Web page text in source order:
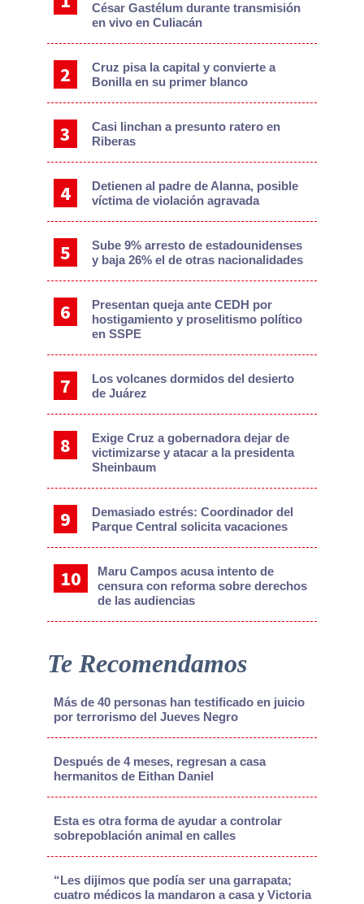
César Gastélum durante transmisión
en vivo en Culiacán
Cruz pisa la capital y convierte a
Bonilla en su primer blanco
Casi linchan a presunto ratero en
Riberas
Detienen al padre de Alanna, posible
víctima de violación agravada
Sube 9% arresto de estadounidenses
y baja 26% el de otras nacionalidades
Presentan queja ante CEDH por
hostigamiento y proselitismo político
en SSPE
Los volcanes dormidos del desierto
de Juárez
Exige Cruz a gobernadora dejar de
victimizarse y atacar a la presidenta
Sheinbaum
Demasiado estrés: Coordinador del
Parque Central solicita vacaciones
Maru Campos acusa intento de
censura con reforma sobre derechos
de las audiencias
Te Recomendamos
Más de 40 personas han testificado en juicio
por terrorismo del Jueves Negro
Después de 4 meses, regresan a casa
hermanitos de Eithan Daniel
Esta es otra forma de ayudar a controlar
sobrepoblación animal en calles
“Les dijimos que podía ser una garrapata;
cuatro médicos la mandaron a casa y Victoria